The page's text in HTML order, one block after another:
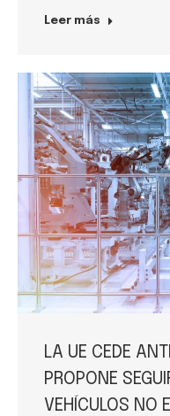
Leer más
LA UE CEDE
PROPONE
VEHÍCULOS NO